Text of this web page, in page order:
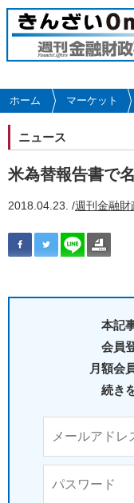
ホーム マーケット
ニュース
米為替報告書で
2018.04.23. /週刊金融
本記
会員
月額会
続き